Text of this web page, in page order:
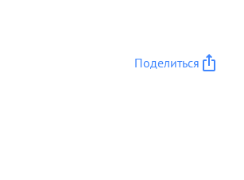
Поделиться